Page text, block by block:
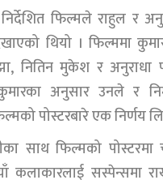
फिल्मले राहुल र
थियो । फिल्ममा
नितिन मुकेश र अनुराधा
अनुसार उनले र
पोस्टरबारे एक निर्णय
साथ फिल्मको पोस्टरमा
कलाकारलाई सस्पेन्समा